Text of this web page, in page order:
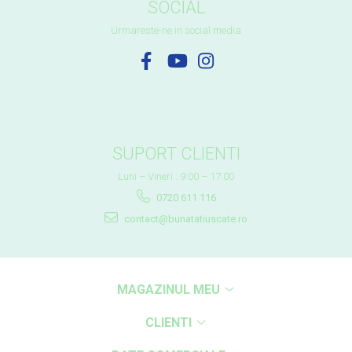
SOCIAL
Urmareste-ne in social media
SUPORT CLIENTI
Luni – Vineri : 9:00 – 17:00
0720 611 116
contact@bunatatiuscate.ro
MAGAZINUL MEU
CLIENTI